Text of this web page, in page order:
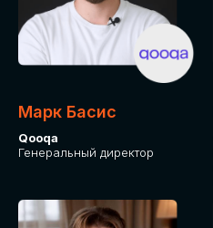
Марк Басис
Qooqa
Генеральный директор